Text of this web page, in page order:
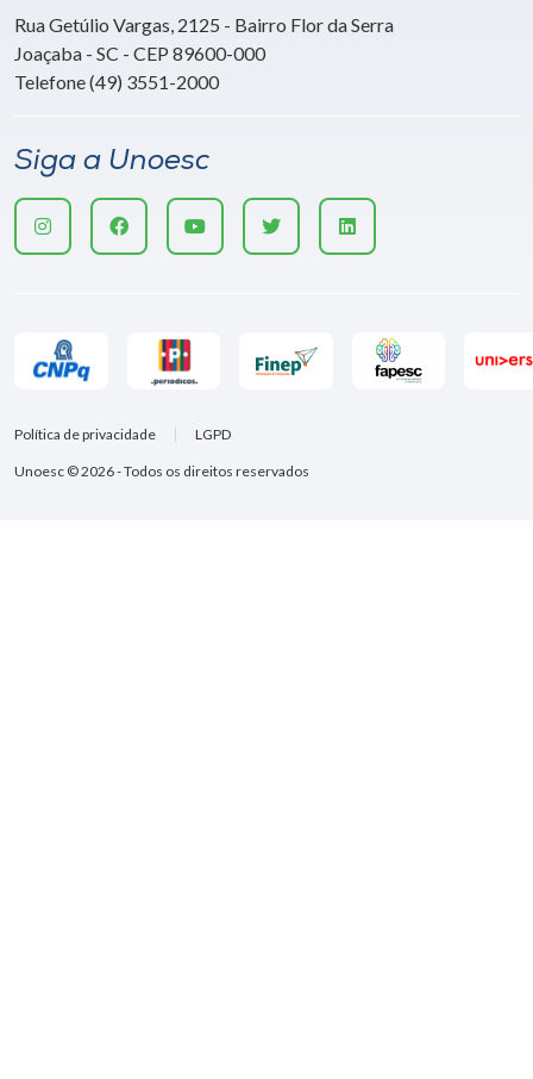
Rua Getúlio Vargas, 2125 - Bairro Flor da Serra
Joaçaba - SC - CEP 89600-000
Telefone (49) 3551-2000
Siga a Unoesc
Unoesc © 2026 - Todos os direitos reservados
Política de privacidade LGPD